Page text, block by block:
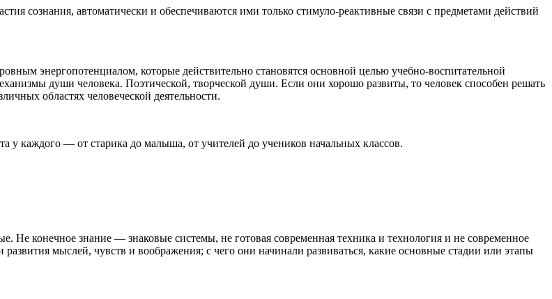
сознания, автоматически и обеспечиваются ими только стимуло-реактивные связи с предметами действий
энергопотенциалом, которые действительно становятся основной целью учебно-воспитательной
души человека. Поэтической, творческой души. Если они хорошо развиты, то человек способен решать
областях человеческой деятельности.
у каждого — от старика до малыша, от учителей до учеников начальных классов.
Не конечное знание — знаковые системы, не готовая современная техника и технология и не современное
мыслей, чувств и воображения; с чего они начинали развиваться, какие основные стадии или этапы